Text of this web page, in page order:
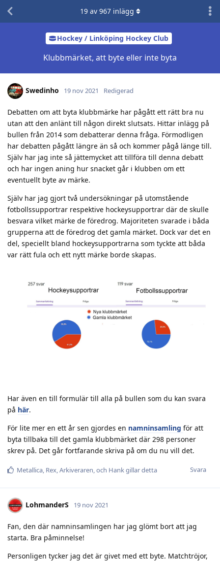
Hockey / Linköping Hockey Club
Klubbmärket, att byte eller inte byta
19av 967inlägg
Swedinho 19 nov 2021 Redigerad
Debatten om att byta klubbmärke har pågått ett rätt bra nu
utan att den anlänt till någon direkt slutsats. Hittar inlägg på
bullen från 2014 som debatterar denna fråga. Förmodligen
har debatten pågått längre än så och kommer pågå länge till.
Själv har jag inte så jättemycket att tillföra till denna debatt
och har ingen aning hur snacket går i klubben om ett
eventuellt byte av märke.
Själv har jag gjort två undersökningar på utomstående
fotbollssupportrar respektive hockeysupportrar där de skulle
besvara vilket märke de föredrog. Majoriteten svarade i båda
grupperna att de föredrog det gamla märket. Dock var det en
del, speciellt bland hockeysupportrarna som tyckte att båda
var rätt fula och ett nytt märke borde skapas.
Har även en till formulär till alla på bullen som du kan svara
på här.
För lite mer en ett år sen gjordes en namninsamling för att
byta tillbaka till det gamla klubbmärket där 298 personer
skrev på. Det går fortfarande skriva på om du nu vill det.
Svara
Metallica, Rex,Arkiveraren, och Hankgillar detta
LohmanderS 19 nov 2021
Fan, den där namninsamlingen har jag glömt bort att jag
starta. Bra påminnelse!
Personligen tycker jag det är givet med ett byte. Matchtröjor,